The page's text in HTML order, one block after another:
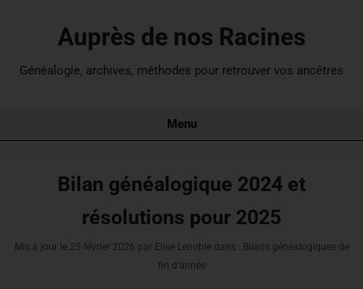
Auprès de nos Racines
Généalogie, archives, méthodes pour retrouver vos ancêtres
Menu
Bilan généalogique 2024 et
résolutions pour 2025
Mis à jour le 25 février 2026 par Elise Lenoble dans : Bilans généalogiques de
fin d'année